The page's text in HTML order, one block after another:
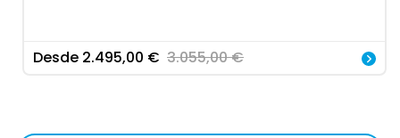
Desde 2.495,00 € 3.055,00€